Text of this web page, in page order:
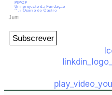
PIPOP
Um projecto da Fundação
Rui Osório de Castro
Subscrever